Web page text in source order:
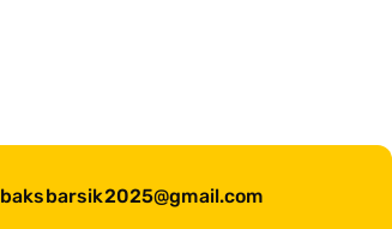
baksbarsik2025@gmail.com